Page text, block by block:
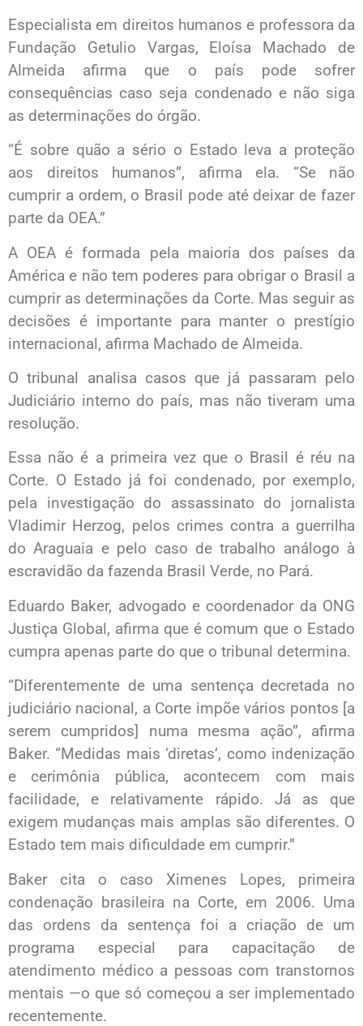
Especialista em direitos humanos e professora da
Fundação Getulio Vargas, Eloísa Machado de
Almeida afirma que o país pode sofrer
consequências caso seja condenado e não siga
as determinações do órgão.
“É sobre quão a sério o Estado leva a proteção
aos direitos humanos”, afirma ela. “Se não
cumprir a ordem, o Brasil pode até deixar de fazer
parte da OEA.”
A OEA é formada pela maioria dos países da
América e não tem poderes para obrigar o Brasil a
cumprir as determinações da Corte. Mas seguir as
decisões é importante para manter o prestígio
internacional, afirma Machado de Almeida.
O tribunal analisa casos que já passaram pelo
Judiciário interno do país, mas não tiveram uma
resolução.
Essa não é a primeira vez que o Brasil é réu na
Corte. O Estado já foi condenado, por exemplo,
pela investigação do assassinato do jornalista
Vladimir Herzog, pelos crimes contra a guerrilha
do Araguaia e pelo caso de trabalho análogo à
escravidão da fazenda Brasil Verde, no Pará.
Eduardo Baker, advogado e coordenador da ONG
Justiça Global, afirma que é comum que o Estado
cumpra apenas parte do que o tribunal determina.
“Diferentemente de uma sentença decretada no
judiciário nacional, a Corte impõe vários pontos [a
serem cumpridos] numa mesma ação”, afirma
Baker. “Medidas mais ‘diretas’, como indenização
e cerimônia pública, acontecem com mais
facilidade, e relativamente rápido. Já as que
exigem mudanças mais amplas são diferentes. O
Estado tem mais dificuldade em cumprir.”
Baker cita o caso Ximenes Lopes, primeira
condenação brasileira na Corte, em 2006. Uma
das ordens da sentença foi a criação de um
programa especial para capacitação de
atendimento médico a pessoas com transtornos
mentais —o que só começou a ser implementado
recentemente.